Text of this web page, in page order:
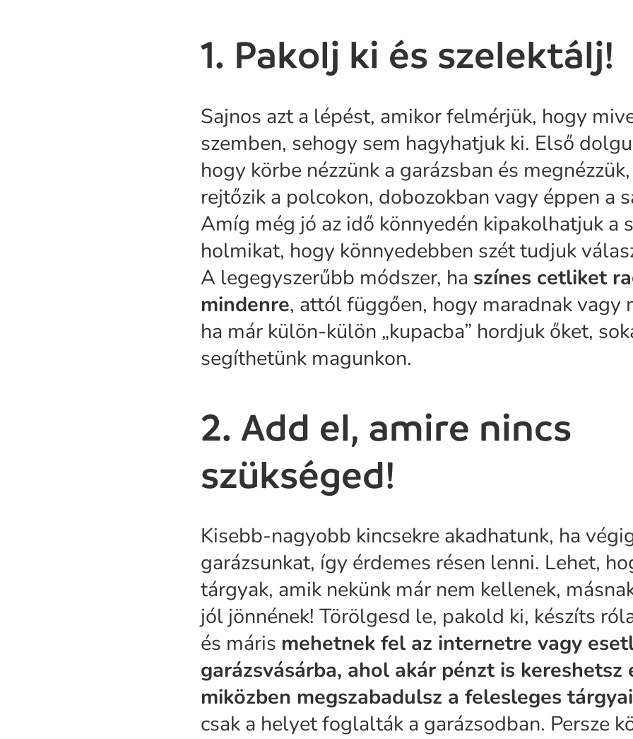
1. Pakolj ki és szelektálj!
Sajnos azt a lépést, amikor felmérjük, hogy
szemben, sehogy sem hagyhatjuk ki. Első
hogy körbe nézzünk a garázsban és
rejtőzik a polcokon, dobozokban vagy éppen a
Amíg még jó az idő könnyedén kipakolhatjuk a
holmikat, hogy könnyedebben szét tudjuk
A legegyszerűbb módszer, ha színes cetliket
mindenre, attól függően, hogy maradnak vagy
ha már külön-külön „kupacba” hordjuk őket,
segíthetünk magunkon.
2. Add el, amire nincs
szükséged!
Kisebb-nagyobb kincsekre akadhatunk, ha
garázsunkat, így érdemes résen lenni. Lehet,
tárgyak, amik nekünk már nem kellenek,
jól jönnének! Törölgesd le, pakold ki, készíts
és máris mehetnek fel az internetre vagy
garázsvásárba, ahol akár pénzt is kereshetsz
miközben megszabadulsz a felesleges
csak a helyet foglalták a garázsodban. Persze